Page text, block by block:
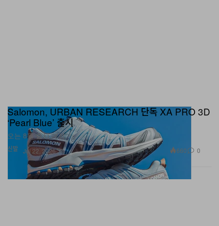
신발
Salomon, URBAN RESEARCH 단독 XA PRO 3D
‘Pearl Blue’ 출시
오는 8월 출시 예정.
Jul 22, 2026 660 0